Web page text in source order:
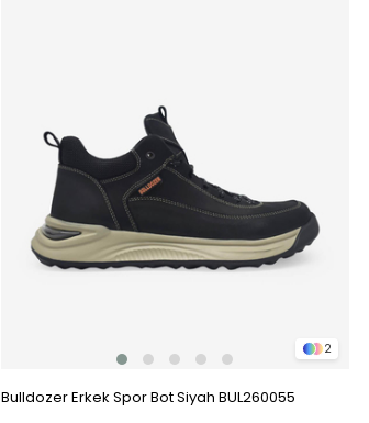
2
Bulldozer Erkek Spor Bot Siyah BUL260055